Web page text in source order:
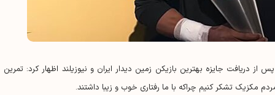
دریافت جایزه بهترین بازیکن زمین دیدار ایران و نیوزیلند اظهار کرد: تمرین
تشکر کنیم چراکه با ما رفتاری خوب و زیبا داشتند.